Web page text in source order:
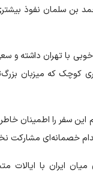
بن سلمان نفوذ
با تهران داشته و
کوچک که میزبان
سفر را اطمینان
خصمانه‌ای مشارکت
ایران با ایالات